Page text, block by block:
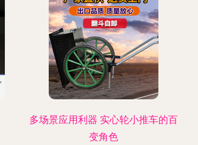
多场景应用利器 实心轮小推车的百
变角色